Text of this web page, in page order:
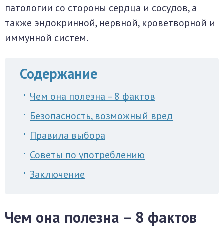
патологии со стороны сердца и сосудов, а
также эндокринной, нервной, кроветворной и
иммунной систем.
Содержание
Чем она полезна – 8 фактов
Безопасность, возможный вред
Правила выбора
Советы по употреблению
Заключение
Чем она полезна – 8 фактов